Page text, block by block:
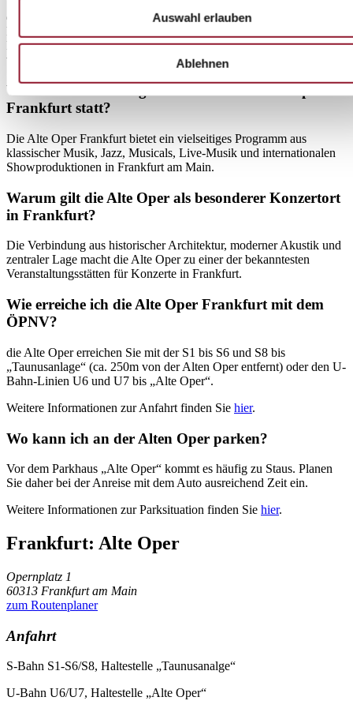
Auswahl erlauben
Ablehnen
Wahrzeichen der Stadt. Hinter der historischen Fassade verbirgt sich
ein lebendiges Zentrum für klassische Konzerte, Live-Musik und
kulturelle Events in Frankfurt. Herzstück ist der Große Saal mit
Platz für knapp 2.500 Gäste, dessen Mahagonivertäfelung auf allen
vier Ebenen für eine herausragende Akustik sorgt.
Welche Veranstaltungen finden in der Alten Oper
Frankfurt statt?
Die Alte Oper Frankfurt bietet ein vielseitiges Programm aus
klassischer Musik, Jazz, Musicals, Live-Musik und internationalen
Showproduktionen in Frankfurt am Main.
Warum gilt die Alte Oper als besonderer Konzertort
in Frankfurt?
Die Verbindung aus historischer Architektur, moderner Akustik und
zentraler Lage macht die Alte Oper zu einer der bekanntesten
Veranstaltungsstätten für Konzerte in Frankfurt.
Wie erreiche ich die Alte Oper Frankfurt mit dem
ÖPNV?
die Alte Oper erreichen Sie mit der S1 bis S6 und S8 bis
„Taunusanlage“ (ca. 250m von der Alten Oper entfernt) oder den U-
Bahn-Linien U6 und U7 bis „Alte Oper“.
Weitere Informationen zur Anfahrt finden Sie hier.
Wo kann ich an der Alten Oper parken?
Vor dem Parkhaus „Alte Oper“ kommt es häufig zu Staus. Planen
Sie daher bei der Anreise mit dem Auto ausreichend Zeit ein.
Weitere Informationen zur Parksituation finden Sie hier.
Frankfurt: Alte Oper
Opernplatz 1
60313 Frankfurt am Main
zum Routenplaner
Anfahrt
S-Bahn S1-S6/S8, Haltestelle „Taunusanalge“
U-Bahn U6/U7, Haltestelle „Alte Oper“